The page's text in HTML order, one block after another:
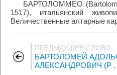
БАРТОЛОММЕО
1517), итальянский
Величественные алтарные
ПРЕДЫДУЩЕЕ СЛОВО
БАРТОЛОМЕЙ
АЛЕКСАНДРОВИЧ (Р .